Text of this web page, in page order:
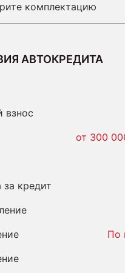
комплектацию
АВТОКРЕДИТА
взнос
от 300
за кредит
По